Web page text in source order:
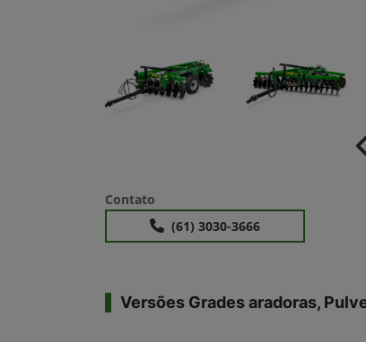
Contato
(61) 3030-3666
Versões Grades aradoras,